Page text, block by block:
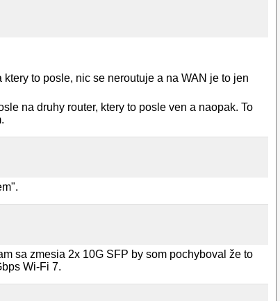
to posle, nic se neroutuje a na WAN je to jen
na druhy router, ktery to posle ven a naopak. To
sa zmesia 2x 10G SFP by som pochyboval že to
Wi-Fi 7.